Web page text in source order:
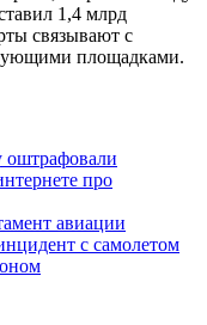
1,4 млрд
связывают с
площадками.
про
авиации
с самолетом